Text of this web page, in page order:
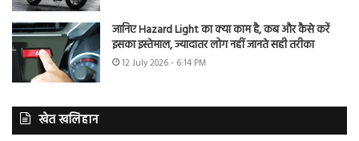
जानिए Hazard Light का क्या काम है, कब और कैसे करें
इसका इस्तेमाल, ज्यादातर लोग नहीं जानते सही तरीका
12 July 2026 - 6:14 PM
खेत खलिहान